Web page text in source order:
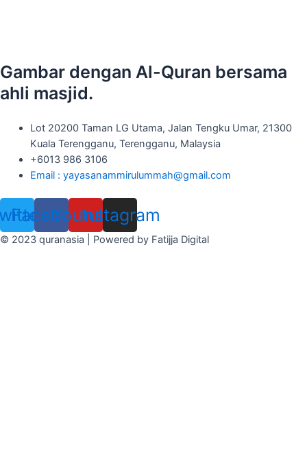
Gambar dengan Al-Quran bersama
ahli masjid.
Lot 20200 Taman LG Utama, Jalan Tengku Umar, 21300
Kuala Terengganu, Terengganu, Malaysia
+6013 986 3106
Email : yayasanammirulummah@gmail.com
Facebook
Youtube
Instagram
© 2023 quranasia | Powered by Fatijja Digital